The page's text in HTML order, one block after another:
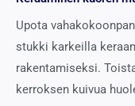
Upota
stukki karkeilla
rakentamiseksi.
kerroksen kuivua